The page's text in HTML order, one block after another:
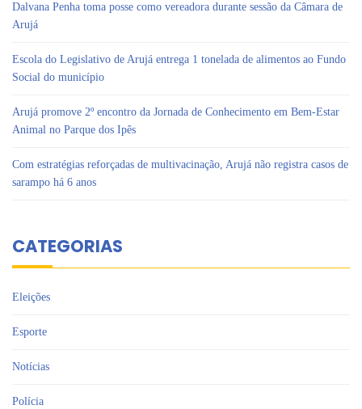
Dalvana Penha toma posse como vereadora durante sessão da Câmara de
Arujá
Escola do Legislativo de Arujá entrega 1 tonelada de alimentos ao Fundo
Social do município
Arujá promove 2º encontro da Jornada de Conhecimento em Bem-Estar
Animal no Parque dos Ipês
Com estratégias reforçadas de multivacinação, Arujá não registra casos de
sarampo há 6 anos
CATEGORIAS
Eleições
Esporte
Notícias
Polícia